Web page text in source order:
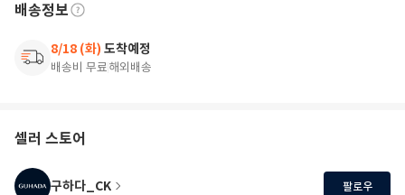
배송정보
8/18 (화) 도착예정
배송비 무료해외배송
셀러 스토어
구하다_CK 팔로우